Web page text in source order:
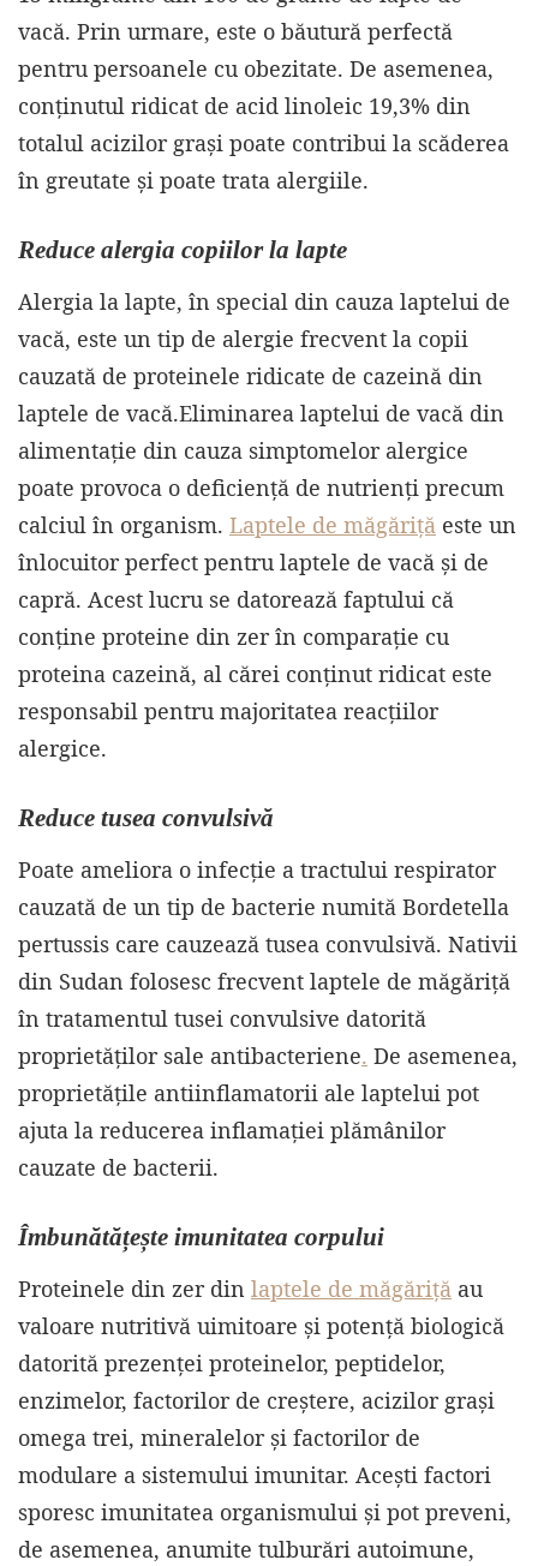
vacă. Prin urmare, este o băutură perfectă
pentru persoanele cu obezitate. De asemenea,
conținutul ridicat de acid linoleic 19,3% din
totalul acizilor grași poate contribui la scăderea
în greutate și poate trata alergiile.
Reduce alergia copiilor la lapte
Alergia la lapte, în special din cauza laptelui de
vacă, este un tip de alergie frecvent la copii
cauzată de proteinele ridicate de cazeină din
laptele de vacă.Eliminarea laptelui de vacă din
alimentație din cauza simptomelor alergice
poate provoca o deficiență de nutrienți precum
calciul în organism. Laptele de măgăriță este un
înlocuitor perfect pentru laptele de vacă și de
capră. Acest lucru se datorează faptului că
conține proteine din zer în comparație cu
proteina cazeină, al cărei conținut ridicat este
responsabil pentru majoritatea reacțiilor
alergice.
Reduce tusea convulsivă
Poate ameliora o infecție a tractului respirator
cauzată de un tip de bacterie numită Bordetella
pertussis care cauzează tusea convulsivă. Nativii
din Sudan folosesc frecvent laptele de măgăriță
în tratamentul tusei convulsive datorită
proprietăților sale antibacteriene. De asemenea,
proprietățile antiinflamatorii ale laptelui pot
ajuta la reducerea inflamației plămânilor
cauzate de bacterii.
Îmbunătățește imunitatea corpului
Proteinele din zer din laptele de măgăriță au
valoare nutritivă uimitoare și potență biologică
datorită prezenței proteinelor, peptidelor,
enzimelor, factorilor de creștere, acizilor grași
omega trei, mineralelor și factorilor de
modulare a sistemului imunitar. Acești factori
sporesc imunitatea organismului și pot preveni,
de asemenea, anumite tulburări autoimune,